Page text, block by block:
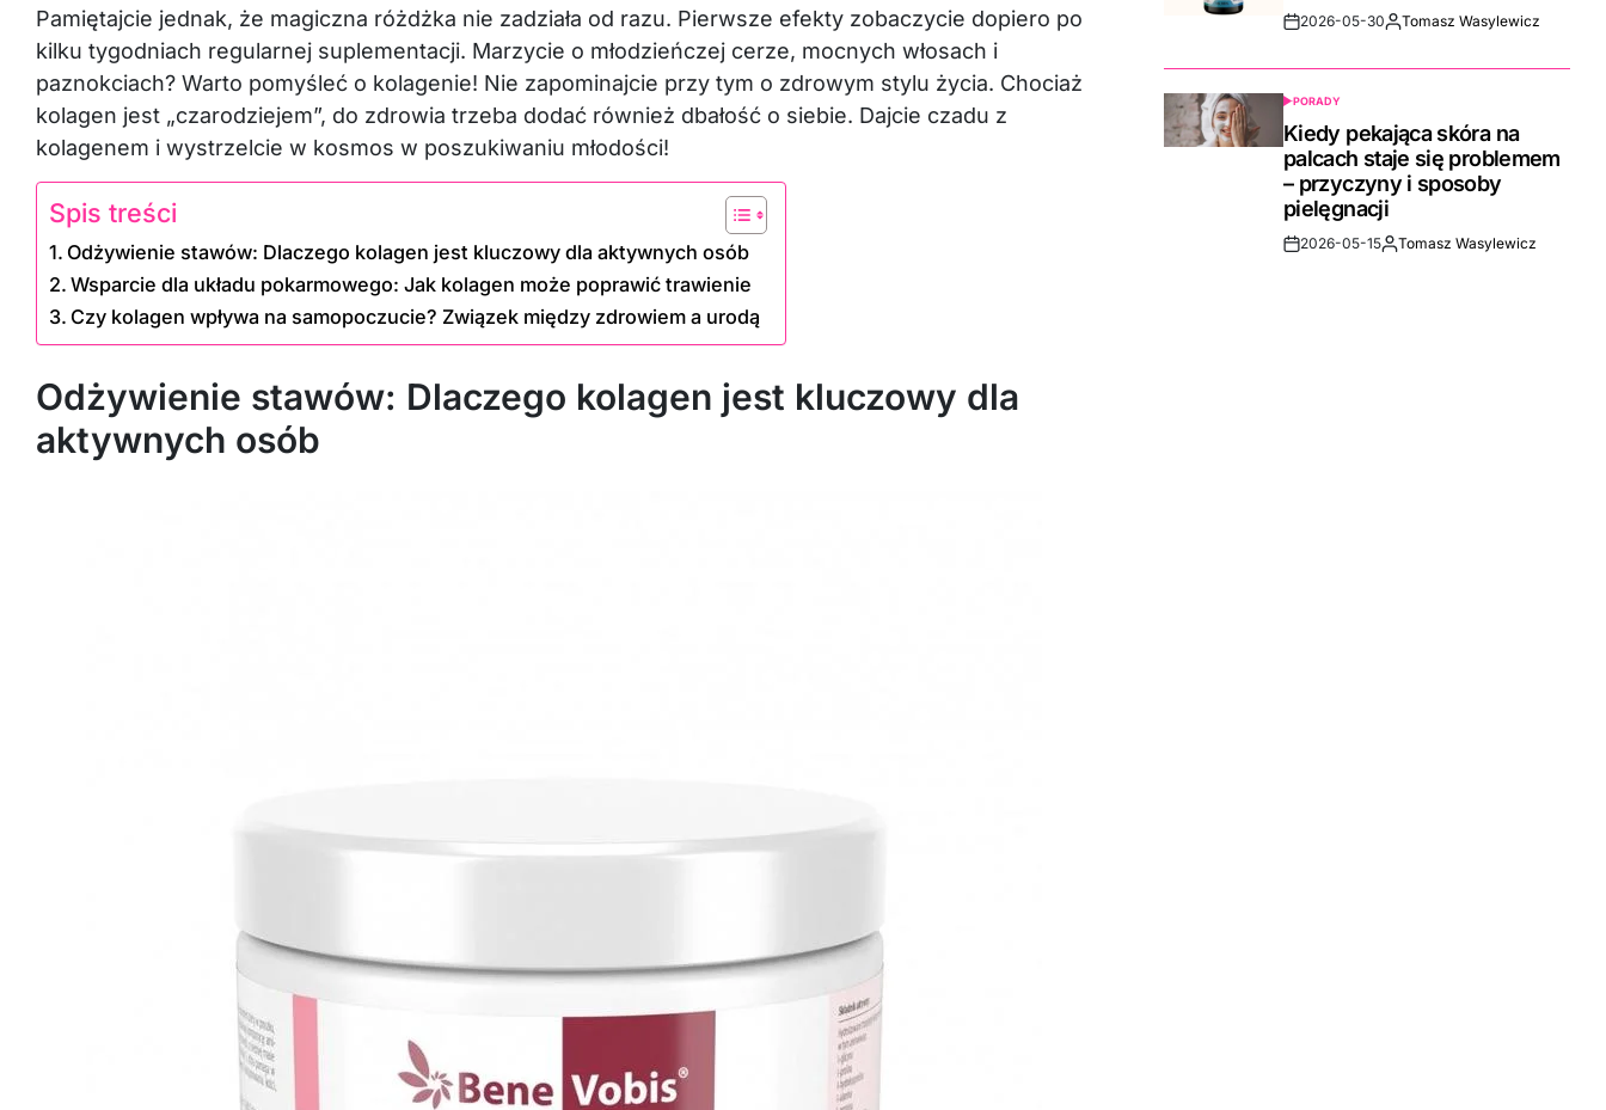
Pamiętajcie jednak, że magiczna różdżka nie zadziała od razu. Pierwsze efekty zobaczycie dopiero po
kilku tygodniach regularnej suplementacji. Marzycie o młodzieńczej cerze, mocnych włosach i
paznokciach? Warto pomyśleć o kolagenie! Nie zapominajcie przy tym o zdrowym stylu życia. Chociaż
kolagen jest „czarodziejem”, do zdrowia trzeba dodać również dbałość o siebie. Dajcie czadu z
kolagenem i wystrzelcie w kosmos w poszukiwaniu młodości!
Spis treści
Odżywienie stawów: Dlaczego kolagen jest kluczowy dla aktywnych osób
Wsparcie dla układu pokarmowego: Jak kolagen może poprawić trawienie
Czy kolagen wpływa na samopoczucie? Związek między zdrowiem a urodą
Odżywienie stawów: Dlaczego kolagen jest kluczowy dla
aktywnych osób
Post2026-05-30By:Tomasz Wasylewicz
POSTED
IN
PORADY
Kiedy pekająca skóra na
palcach staje się problemem
– przyczyny i sposoby
pielęgnacji
Post2026-05-15By:Tomasz Wasylewicz